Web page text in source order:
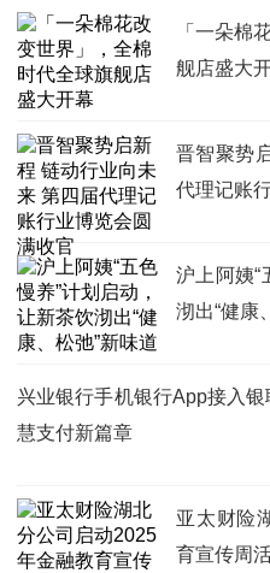
「一朵棉
舰店盛大
晋智聚势
代理记账
沪上阿姨“
沏出“健康
兴业银行手机银行App接入
慧支付新篇章
亚太财险
育宣传周